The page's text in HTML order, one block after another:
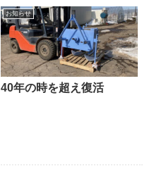
お知らせ
40年の時を超え復活